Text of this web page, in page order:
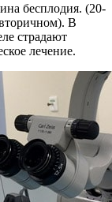
бесплодия. (20-
В
страдают
лечение.